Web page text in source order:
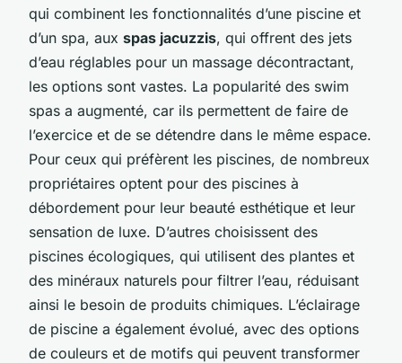
qui combinent les fonctionnalités d’une piscine et
d’un spa, aux spas jacuzzis, qui offrent des jets
d’eau réglables pour un massage décontractant,
les options sont vastes. La popularité des swim
spas a augmenté, car ils permettent de faire de
l’exercice et de se détendre dans le même espace.
Pour ceux qui préfèrent les piscines, de nombreux
propriétaires optent pour des piscines à
débordement pour leur beauté esthétique et leur
sensation de luxe. D’autres choisissent des
piscines écologiques, qui utilisent des plantes et
des minéraux naturels pour filtrer l’eau, réduisant
ainsi le besoin de produits chimiques. L’éclairage
de piscine a également évolué, avec des options
de couleurs et de motifs qui peuvent transformer